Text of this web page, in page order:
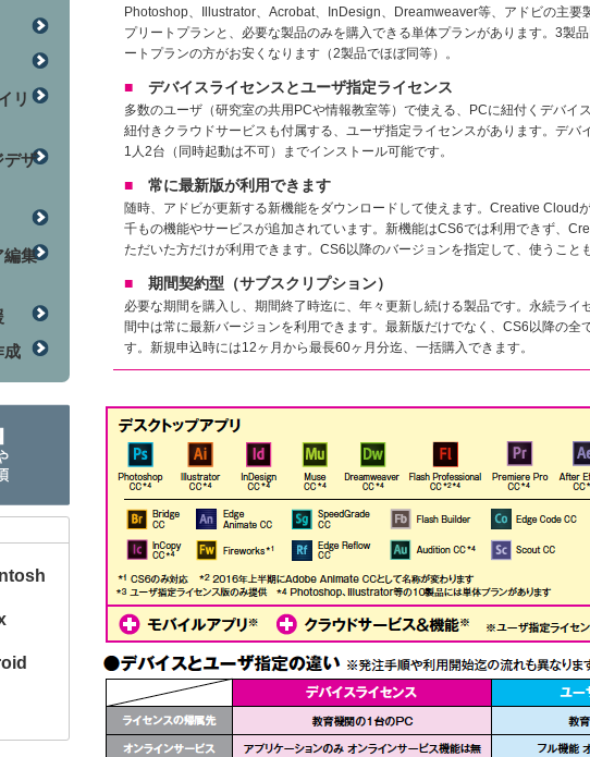
Photoshop、Illustrator、Acrobat、InDesign、Dreamweaver等、アドビの主要
プリートプランと、必要な製品のみを購入できる単体プランがあります。3製
ートプランの方がお安くなります（2製品でほぼ同等）。
■ デバイスライセンスとユーザ指定ライセンス
多数のユーザ（研究室の共用PCや情報教室等）で使える、PCに紐付くデバイ
紐付きクラウドサービスも付属する、ユーザ指定ライセンスがあります。デバ
1人2台（同時起動は不可）までインストール可能です。
■ 常に最新版が利用できます
随時、アドビが更新する新機能をダウンロードして使えます。Creative Cloud
千もの機能やサービスが追加されています。新機能はCS6では利用できず、
ただいた方だけが利用できます。CS6以降のバージョンを指定して、使うこと
■ 期間契約型（サブスクリプション）
必要な期間を購入し、期間終了時迄に、年々更新し続ける製品です。永続ライ
間中は常に最新バージョンを利用できます。最新版だけでなく、CS6以降の全
す。新規申込時には12ヶ月から最長60ヶ月分迄、一括購入できます。
リ
デザ
編集
成